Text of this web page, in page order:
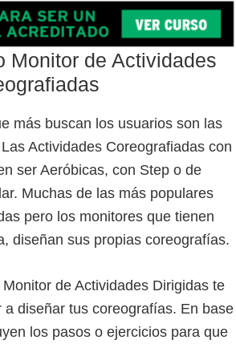
Monitor de Actividades
más buscan los usuarios son las
Actividades Coreografiadas con
ser Aeróbicas, con Step o de
Muchas de las más populares
pero los monitores que tienen
diseñan sus propias coreografías.
de Actividades Dirigidas te
a diseñar tus coreografías. En base
los pasos o ejercicios para que